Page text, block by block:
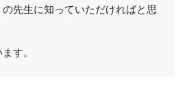
先生に知っていただければと思
す。